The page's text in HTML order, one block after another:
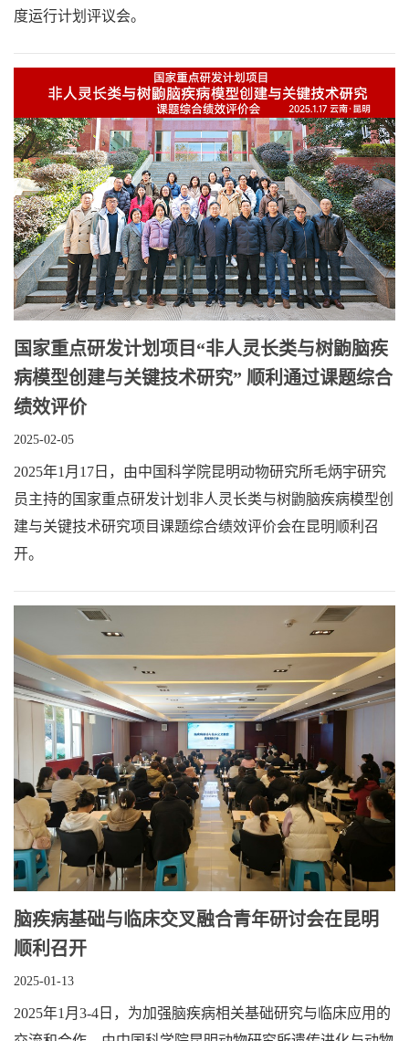
度运行计划评议会。
国家重点研发计划项目“非人灵长类与树鼩脑疾
病模型创建与关键技术研究” 顺利通过课题综合
绩效评价
2025-02-05
2025年1月17日，由中国科学院昆明动物研究所毛炳宇研究
员主持的国家重点研发计划非人灵长类与树鼩脑疾病模型创
建与关键技术研究项目课题综合绩效评价会在昆明顺利召
开。
脑疾病基础与临床交叉融合青年研讨会在昆明
顺利召开
2025-01-13
2025年1月3-4日，为加强脑疾病相关基础研究与临床应用的